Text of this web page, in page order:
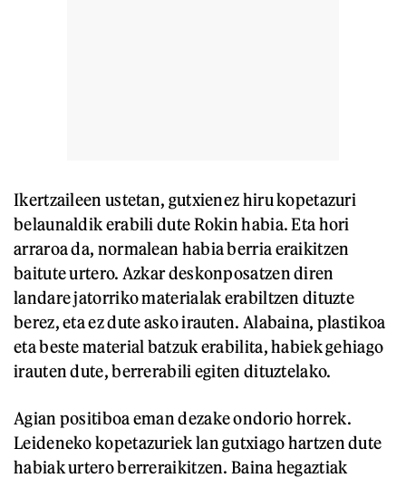
Ikertzaileen ustetan, gutxienez hiru kopetazuri
belaunaldik erabili dute Rokin habia. Eta hori
arraroa da, normalean habia berria eraikitzen
baitute urtero. Azkar deskonposatzen diren
landare jatorriko materialak erabiltzen dituzte
berez, eta ez dute asko irauten. Alabaina, plastikoa
eta beste material batzuk erabilita, habiek gehiago
irauten dute, berrerabili egiten dituztelako.
Agian positiboa eman dezake ondorio horrek.
Leideneko kopetazuriek lan gutxiago hartzen dute
habiak urtero berreraikitzen. Baina hegaztiak